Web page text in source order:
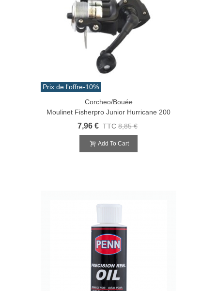
Prix de l'offre-10%
Corcheo/Bouée
Moulinet Fisherpro Junior Hurricane 200
7,96 € TTC 8,85 €
Add To Cart